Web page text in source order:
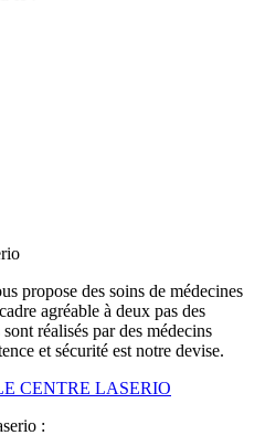
propose des soins de médecines
agréable à deux pas des
réalisés par des médecins
et sécurité est notre devise.
CENTRE LASERIO
: